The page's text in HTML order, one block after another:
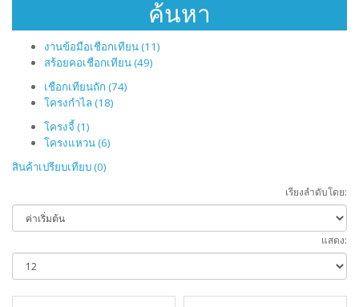
ค้นหา
งานข้อมือเชือกเทียน (11)
สร้อยคอเชือกเทียน (49)
เชือกเทียนถัก (74)
โครงกำไล (18)
โครงจี้ (1)
โครงแหวน (6)
สินค้าเปรียบเทียบ (0)
เรียงลำดับโดย:
แสดง: